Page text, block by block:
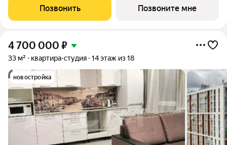
кв.м. Все окна выходят на одну сторону. В квартире одна
лоджия, один
Позвонить Позвоните мне
4 700 000 ₽
33 м² квартира-студия 14 этаж из 18
новостройка